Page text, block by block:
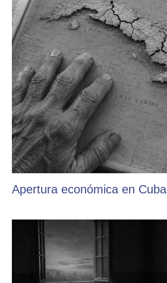
Apertura económica en Cuba